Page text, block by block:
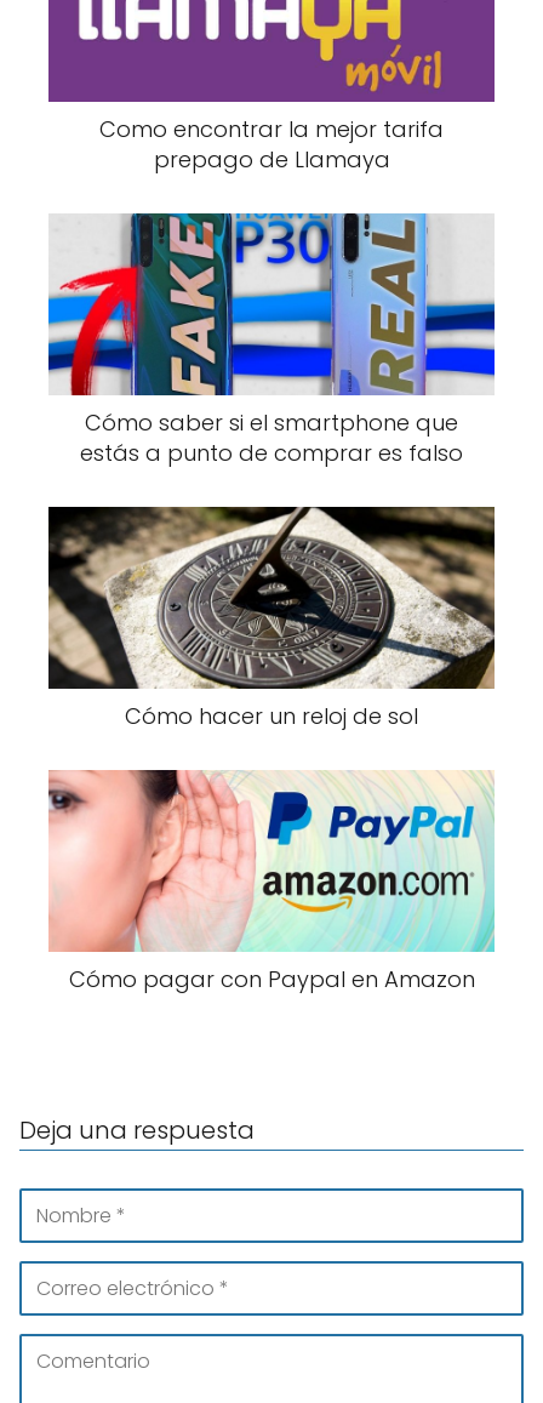
Como encontrar la mejor tarifa
prepago de Llamaya
Cómo saber si el smartphone que
estás a punto de comprar es falso
Cómo hacer un reloj de sol
Cómo pagar con Paypal en Amazon
Deja una respuesta